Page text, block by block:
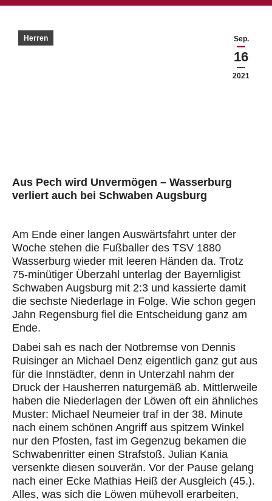
Sep.
16
2021
Herren
Aus Pech wird Unvermögen – Wasserburg
verliert auch bei Schwaben Augsburg
Am Ende einer langen Auswärtsfahrt unter der
Woche stehen die Fußballer des TSV 1880
Wasserburg wieder mit leeren Händen da. Trotz
75-minütiger Überzahl unterlag der Bayernligist
Schwaben Augsburg mit 2:3 und kassierte damit
die sechste Niederlage in Folge. Wie schon gegen
Jahn Regensburg fiel die Entscheidung ganz am
Ende.
Dabei sah es nach der Notbremse von Dennis
Ruisinger an Michael Denz eigentlich ganz gut aus
für die Innstädter, denn in Unterzahl nahm der
Druck der Hausherren naturgemäß ab. Mittlerweile
haben die Niederlagen der Löwen oft ein ähnliches
Muster: Michael Neumeier traf in der 38. Minute
nach einem schönen Angriff aus spitzem Winkel
nur den Pfosten, fast im Gegenzug bekamen die
Schwabenritter einen Strafstoß. Julian Kania
versenkte diesen souverän. Vor der Pause gelang
nach einer Ecke Mathias Heiß der Ausgleich (45.).
Alles, was sich die Löwen mühevoll erarbeiten,